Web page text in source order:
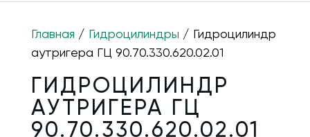
Главная / Гидроцилиндры / Гидроцилиндр
аутригера ГЦ 90.70.330.620.02.01
ГИДРОЦИЛИНДР
АУТРИГЕРА ГЦ
90.70.330.620.02.01